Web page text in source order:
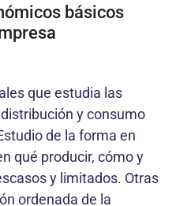
básicos
que estudia las
y consumo
de la forma en
qué producir, cómo y
y limitados. Otras
ordenada de la